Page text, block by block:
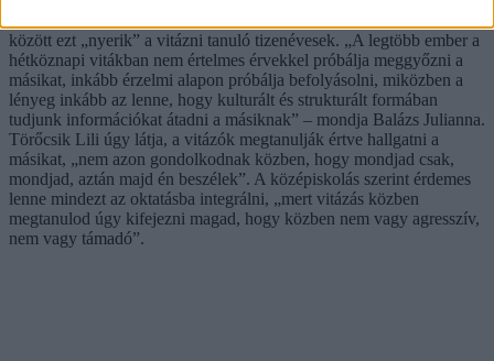
között ezt „nyerik” a vitázni tanuló tizenévesek. „A legtöbb ember a
hétköznapi vitákban nem értelmes érvekkel próbálja meggyőzni a
másikat, inkább érzelmi alapon próbálja befolyásolni, miközben a
lényeg inkább az lenne, hogy kulturált és strukturált formában
tudjunk információkat átadni a másiknak” – mondja Balázs Julianna.
Törőcsik Lili úgy látja, a vitázók megtanulják értve hallgatni a
másikat, „nem azon gondolkodnak közben, hogy mondjad csak,
mondjad, aztán majd én beszélek”. A középiskolás szerint érdemes
lenne mindezt az oktatásba integrálni, „mert vitázás közben
megtanulod úgy kifejezni magad, hogy közben nem vagy agresszív,
nem vagy támadó”.